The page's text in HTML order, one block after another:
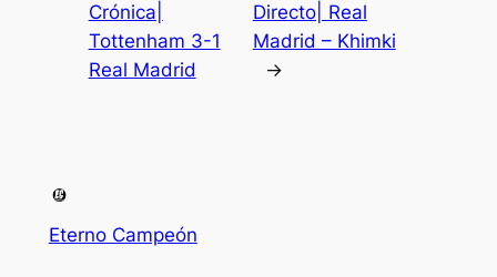
Crónica|
Tottenham 3-1
Real Madrid
Directo| Real
Madrid – Khimki
→
Eterno Campeón